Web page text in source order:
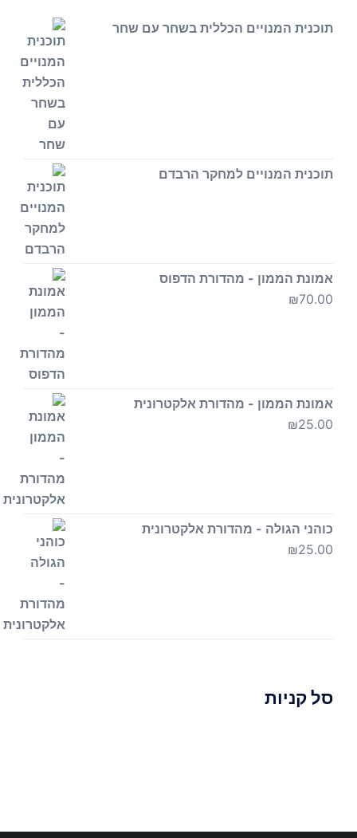
תוכנית המנויים הכללית בשחר עם שחר
תוכנית המנויים למחקר הרבדם
אמונת הממון - מהדורת הדפוס
₪70.00
אמונת הממון - מהדורת אלקטרונית
₪25.00
כוהני הגולה - מהדורת אלקטרונית
₪25.00
סל קניות